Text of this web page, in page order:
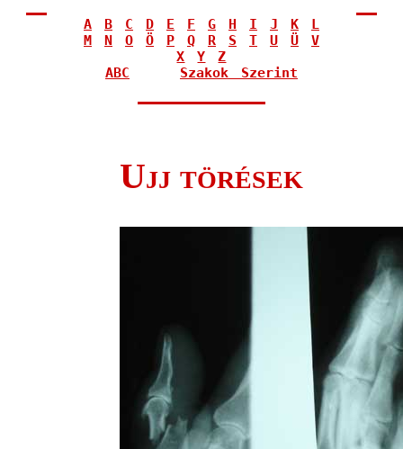
A B C D E F G H I J K
L
M
N O Ö P Q R S T U Ü
V
X
Y
Z
ABC
Szakok Szerint
Ujj törések